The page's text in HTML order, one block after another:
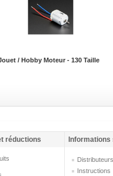
/ Hobby Moteur - 130 Taille
réductions
Distributeurs
Instructions